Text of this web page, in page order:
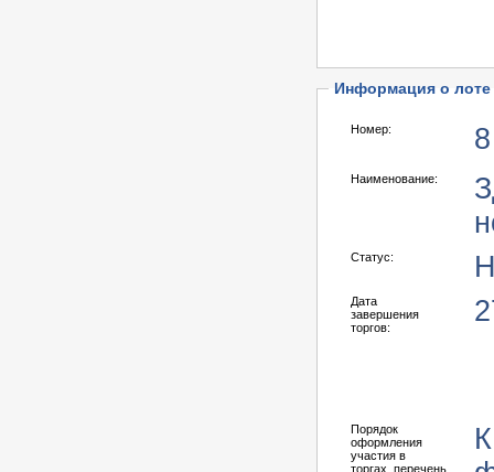
Информация о
Номер: 8
Наименование:
Статус:
Дата
завершения
торгов:
Порядок
оформления
участия в
торгах, перечень